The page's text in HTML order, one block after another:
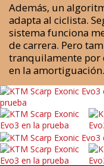
Además, un
adapta al ciclista.
sistema funciona
de carrera. Pero
tranquilamente por
en la amortiguación.